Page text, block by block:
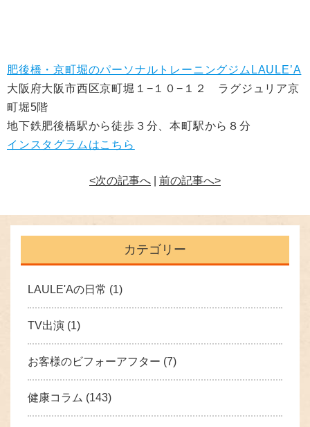
肥後橋・京町堀のパーソナルトレーニングジムLAULE’A
大阪府大阪市西区京町堀１−１０−１２ ラグジュリア京
町堀5階
地下鉄肥後橋駅から徒歩３分、本町駅から８分
インスタグラムはこちら
<次の記事へ 前の記事へ>
カテゴリー
LAULE'Aの日常 (1)
TV出演 (1)
お客様のビフォーアフター (7)
健康コラム (143)